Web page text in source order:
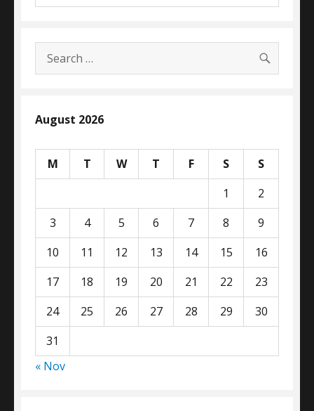
Search
for:
August 2026
M T W T F S
S
1
2
3
4 5 6 7 8
9
10
11 12 13 14 15
16
17
18 19 20 21 22
23
24
25 26 27 28 29
30
31
« Nov